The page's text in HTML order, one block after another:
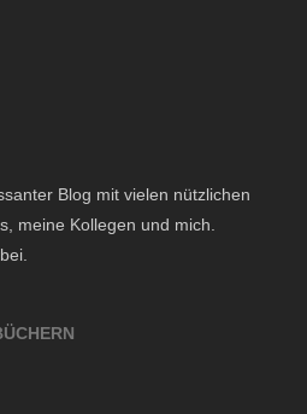
Blog mit vielen nützlichen
meine Kollegen und mich.